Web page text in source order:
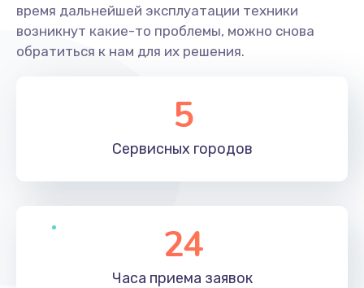
время дальнейшей эксплуатации техники
возникнут какие-то проблемы, можно снова
обратиться к нам для их решения.
5
Сервисных городов
24
Часа приема заявок